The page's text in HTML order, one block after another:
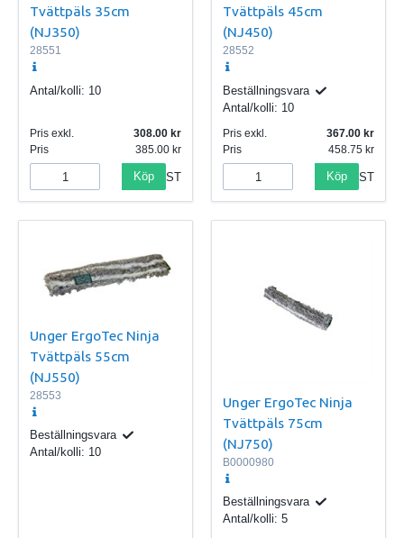
Tvättpäls 35cm
(NJ350)
28551
Antal/kolli: 10
Pris exkl.
308.00
Pris
385.00
Köp ST
Tvättpäls 45cm
(NJ450)
28552
Beställningsvara
Antal/kolli: 10
Pris exkl.
367.00
Pris
458.75
Köp ST
Unger ErgoTec Ninja
Tvättpäls 55cm
(NJ550)
28553
Beställningsvara
Antal/kolli: 10
Unger ErgoTec Ninja
Tvättpäls 75cm
(NJ750)
B0000980
Beställningsvara
Antal/kolli: 5